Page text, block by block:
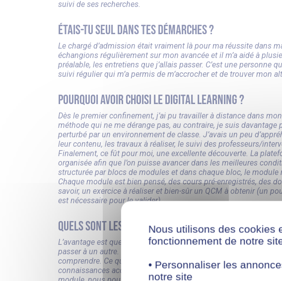
suivi de ses recherches.
Étais-tu seul dans tes démarches ?
Le chargé d’admission était vraiment là pour ma réussite dans
échangions régulièrement sur mon avancée et il m’a aidé à
préalable, les entretiens que j’allais passer. C’est une personne
suivi régulier qui m’a permis de m’accrocher et de trouver mon
Pourquoi avoir choisi le digital learning ?
Dès le premier confinement, j’ai pu travailler à distance dans
méthode qui ne me dérange pas, au contraire, je suis
perturbé par un environnement de classe. J’avais un peu
leur contenu, les travaux à réaliser, le suivi des professeurs/
Finalement, ce fût pour moi, une excellente découverte. La
organisée afin que l’on puisse avancer dans les meilleures
structurée par blocs de modules et dans chaque bloc, le module
Chaque module est bien pensé, des cours pré-enregistrés, des
savoir, un exercice à réaliser et bien-sûr un QCM à obtenir (un
est nécessaire pour le valider).
Quels sont les avantages de ton école ?
L’avantage est que lorsque l’on commence un module, il faut
passer à un autre. Cela nous permet d’être focalisé sur un thème
comprendre. Ce que j’aime bien, c’est que nous ne sommes
connaissances acquises sur une journée et avec différents
Nous utilisons des cookies
fonctionnement de notre
• Personnaliser les
notre site